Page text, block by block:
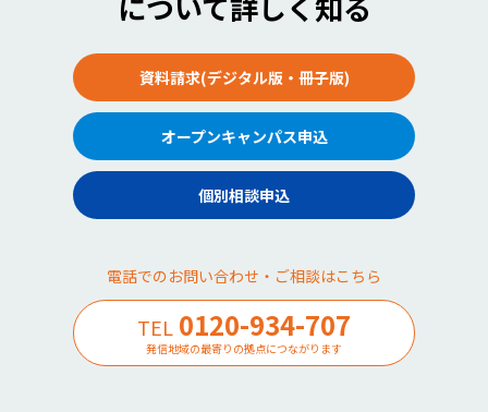
資料請求(デジタル版・冊子版)
オープンキャンパス申込
個別相談申込
電話でのお問い合わせ・ご相談はこちら
TEL 0120-934-707
発信地域の最寄りの拠点につながります